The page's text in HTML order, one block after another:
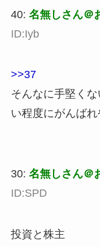
40: 名無しさん＠
ID:Iyb
>>37
そんなに手堅く
い程度にがんばれ
30: 名無しさん＠
ID:SPD
投資と株主